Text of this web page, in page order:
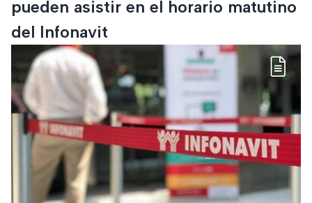
pueden asistir en el horario matutino
del Infonavit